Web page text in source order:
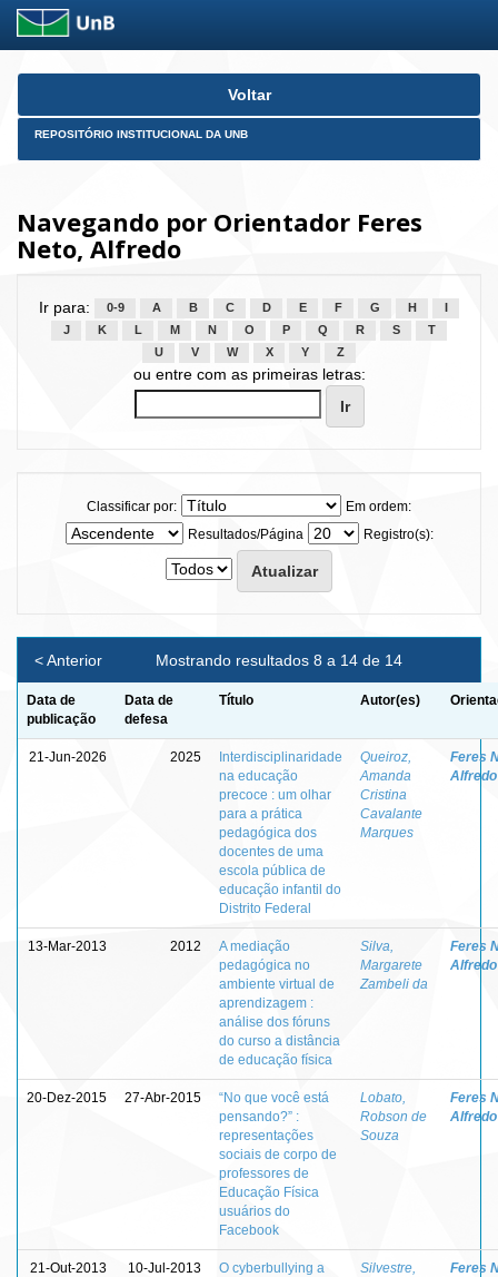
Skip
Voltar
REPOSITÓRIO INSTITUCIONAL DA UNB
Navegando por Orientador Feres
Neto, Alfredo
Ir para: 0-9 A B C D E F G H
J
K L M N O P Q R S
T
U
V W X Y Z
ou entre com as primeiras letras:
Classificar por:
Em ordem:
Resultados/Página
Registro(s):
Mostrando resultados 8 a 14 de 14
< Anterior
Data de
publicação
Data de
defesa
Título Autor(es)
21-Jun-2026 2025
Interdisciplinaridade
na educação
precoce : um olhar
para a prática
pedagógica dos
docentes de uma
escola pública de
educação infantil do
Distrito Federal
Queiroz,
Amanda
Cristina
Cavalante
Marques
Feres
Alfredo
13-Mar-2013 2012
A mediação
pedagógica no
ambiente virtual de
aprendizagem :
análise dos fóruns
do curso a distância
de educação física
Silva,
Margarete
Zambeli da
Feres
Alfredo
20-Dez-2015 27-Abr-2015
“No que você está
pensando?” :
representações
sociais de corpo de
professores de
Educação Física
usuários do
Facebook
Lobato,
Robson de
Souza
Feres
Alfredo
21-Out-2013 10-Jul-2013
O cyberbullying a
Silvestre,
Feres